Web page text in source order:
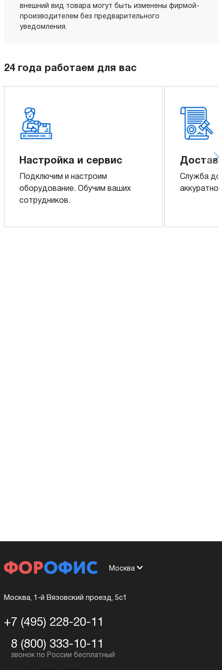
внешний вид товара могут быть изменены фирмой-
производителем без предварительного
уведомления.
24 года работаем для вас
Настройка и сервис
Подключим и настроим
оборудование. Обучим ваших
сотрудников.
Служба
аккуратно
Москва
Москва, 1-й Вязовский проезд, 5с1
+7 (495) 228-20-11
8 (800) 333-10-11